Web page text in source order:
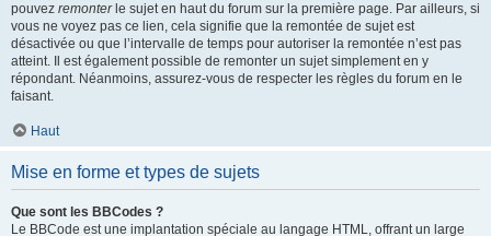
pouvez remonterle sujet en haut du forum sur la première page. Par ailleurs, si
vous ne voyez pas ce lien, cela signifie que la remontée de sujet est
désactivée ou que l’intervalle de temps pour autoriser la remontée n’est pas
atteint. Il est également possible de remonter un sujet simplement en y
répondant. Néanmoins, assurez-vous de respecter les règles du forum en le
faisant.
Haut
Mise en forme et types de sujets
Que sont les BBCodes ?
Le BBCode est une implantation spéciale au langage HTML, offrant un large